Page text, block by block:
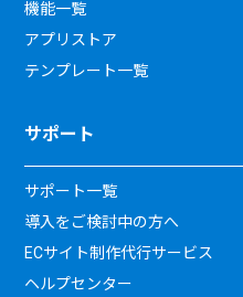
機能一覧
アプリストア
テンプレート一覧
サポート
サポート一覧
導入をご検討中の方へ
ECサイト制作代行サービス
ヘルプセンター